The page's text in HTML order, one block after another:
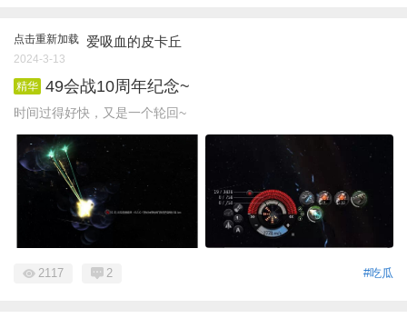
点击重新加载 爱吸血的皮卡丘
2024-3-13
精华 49会战10周年纪念~
时间过得好快，又是一个轮回~
#吃瓜
2117 2